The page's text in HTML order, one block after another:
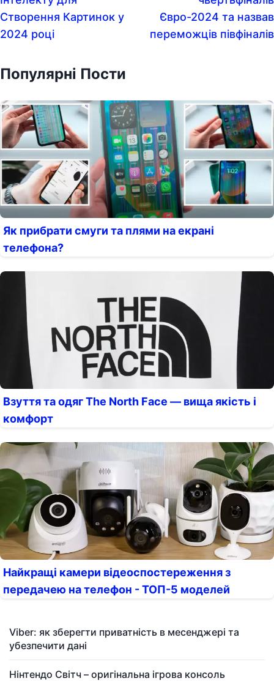
Створення Картинок у
2024 році
Євро-2024 та назвав
переможців півфіналів
Популярні Пости
Як прибрати смуги та плями на екрані
телефона?
Взуття та одяг The North Face — вища якість і
комфорт
Найкращі камери відеоспостереження з
передачею на телефон - ТОП-5 моделей
Viber: як зберегти приватність в месенджері та
убезпечити дані
Нінтендо Світч – оригінальна ігрова консоль